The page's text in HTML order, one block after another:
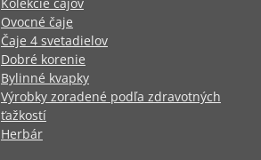
Ovocné čaje
Čaje 4 svetadielov
Dobré korenie
Bylinné kvapky
Výrobky zoradené podľa zdravotných
ťažkostí
Herbár